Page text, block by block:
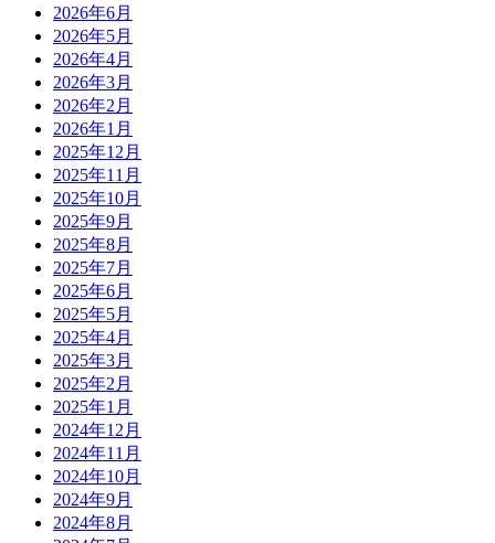
2026年6月
2026年5月
2026年4月
2026年3月
2026年2月
2026年1月
2025年12月
2025年11月
2025年10月
2025年9月
2025年8月
2025年7月
2025年6月
2025年5月
2025年4月
2025年3月
2025年2月
2025年1月
2024年12月
2024年11月
2024年10月
2024年9月
2024年8月